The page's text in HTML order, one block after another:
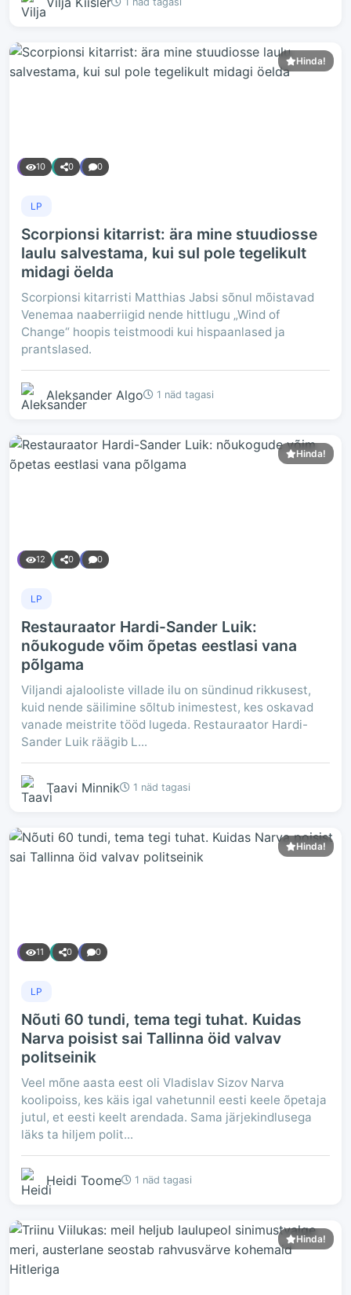
Hinda!
10 0 0
LP
Scorpionsi kitarrist: ära mine stuudiosse
laulu salvestama, kui sul pole tegelikult
midagi öelda
Scorpionsi kitarristi Matthias Jabsi sõnul mõistavad
Venemaa naaberriigid nende hittlugu „Wind of
Change“ hoopis teistmoodi kui hispaanlased ja
prantslased.
Aleksander Algo 1 näd tagasi
Hinda!
12 0 0
LP
Restauraator Hardi-Sander Luik:
nõukogude võim õpetas eestlasi vana
põlgama
Viljandi ajalooliste villade ilu on sündinud rikkusest,
kuid nende säilimine sõltub inimestest, kes oskavad
vanade meistrite tööd lugeda. Restauraator Hardi-
Sander Luik räägib L...
Taavi Minnik 1 näd tagasi
Hinda!
11 0 0
LP
Nõuti 60 tundi, tema tegi tuhat. Kuidas
Narva poisist sai Tallinna öid valvav
politseinik
Veel mõne aasta eest oli Vladislav Sizov Narva
koolipoiss, kes käis igal vahetunnil eesti keele õpetaja
jutul, et eesti keelt arendada. Sama järjekindlusega
läks ta hiljem polit...
Heidi Toome 1 näd tagasi
Hinda!